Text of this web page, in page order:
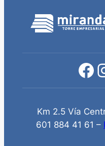
Facebook
Km 2.5 Vía
601 884 41 61 –